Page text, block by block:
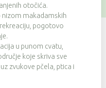
otočića.
nizom makadamskih
pogotovo
u punom cvatu,
koje skriva sve
zvukove pčela, ptica i